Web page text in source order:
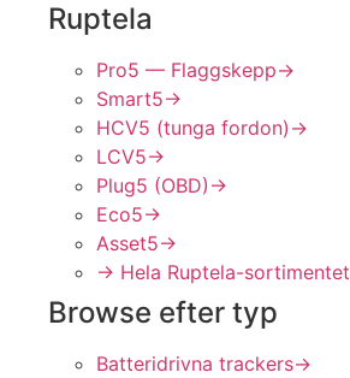
Ruptela
Pro5 — Flaggskepp→
Smart5→
HCV5 (tunga fordon) →
LCV5→
Plug5 (OBD) →
Eco5→
Asset5→
→ Hela Ruptela-sortimentet
Browse efter typ
Batteridrivna trackers→